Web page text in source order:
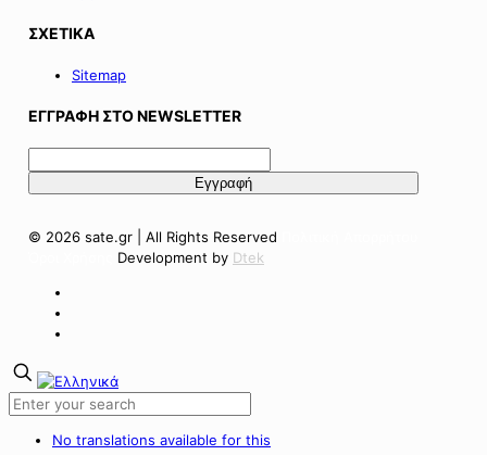
ΣΧΕΤΙΚΑ
Sitemap
ΕΓΓΡΑΦΗ ΣΤΟ NEWSLETTER
© 2026 sate.gr | All Rights Reserved
Development by Dtek
No translations available for this